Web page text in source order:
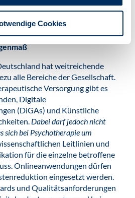
Cookies
vollständig erfüllen oder vor
Psych-RL) verfügbar ist.
hat weitreichende
alle Bereiche der Gesellschaft.
Versorgung gibt es
Digitale
(DiGAs) und Künstliche
Dabei darf jedoch nicht
sich bei Psychotherapie um
Leitlinien und
für die einzelne betroffene
Onlineanwendungen dürfen
eingesetzt werden.
und Qualitätsanforderungen